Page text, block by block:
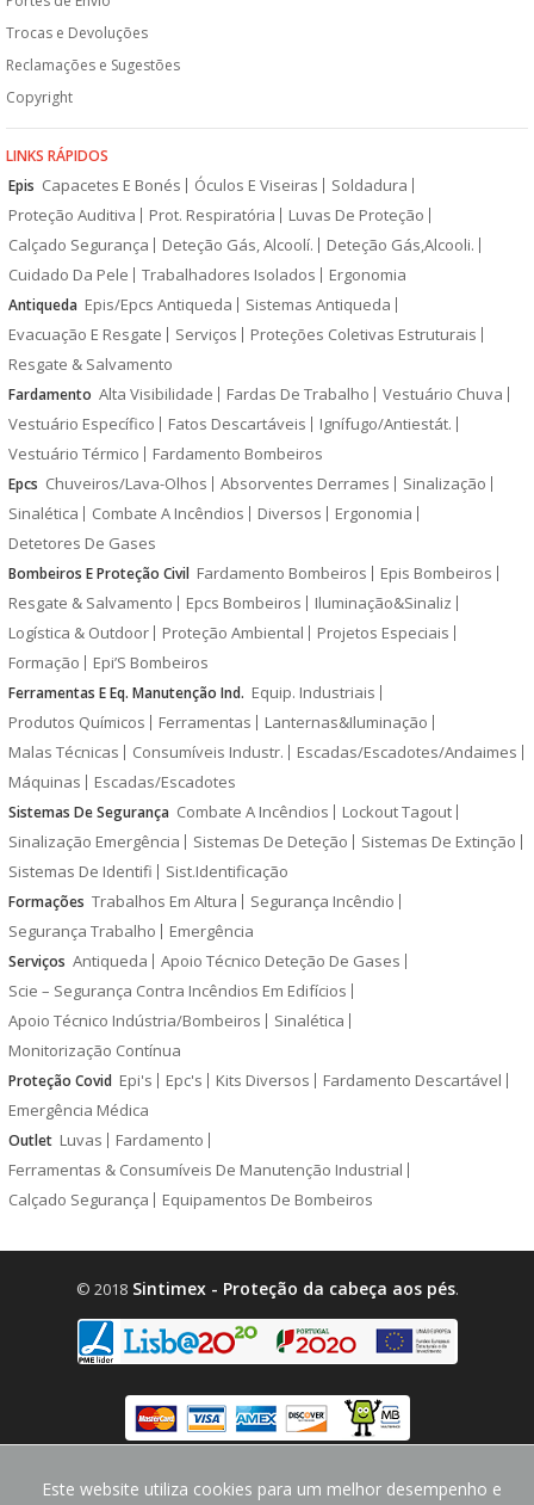
Este website utiliza cookies para um melhor desempenho e
Trocas e Devoluções
Reclamações e Sugestões
Copyright
LINKS RÁPIDOS
Epis Capacetes E Bonés Óculos E Viseiras
Soldadura
Proteção Auditiva
Prot. Respiratória
Luvas De Proteção
Calçado Segurança
Deteção Gás, Alcoolí.
Deteção Gás,Alcooli.
Cuidado Da Pele
Trabalhadores Isolados Ergonomia
Antiqueda Epis/Epcs Antiqueda
Sistemas Antiqueda
Evacuação E Resgate
Serviços
Proteções Coletivas Estruturais
Resgate & Salvamento
Fardamento Alta Visibilidade Fardas De Trabalho
Vestuário Chuva
Vestuário Específico
Fatos Descartáveis
Ignífugo/Antiestát.
Vestuário Térmico
Fardamento Bombeiros
Epcs Chuveiros/Lava-Olhos Absorventes Derrames
Sinalização
Sinalética
Combate A Incêndios Diversos
Ergonomia
Detetores De Gases
Bombeiros E Proteção Civil Fardamento Bombeiros
Epis Bombeiros
Resgate & Salvamento
Epcs Bombeiros
Iluminação&Sinaliz
Logística & Outdoor
Proteção Ambiental
Projetos Especiais
Formação
Epi’S Bombeiros
Ferramentas E Eq. Manutenção Ind. Equip. Industriais
Produtos Químicos
Ferramentas
Lanternas&Iluminação
Malas Técnicas
Consumíveis Industr.
Escadas/Escadotes/Andaimes
Máquinas
Escadas/Escadotes
Sistemas De Segurança Combate A Incêndios
Lockout Tagout
Sinalização Emergência
Sistemas De Deteção
Sistemas De Extinção
Sistemas De Identifi
Sist.Identificação
Formações Trabalhos Em Altura
Segurança Incêndio
Segurança Trabalho
Emergência
Serviços Antiqueda
Apoio Técnico Deteção De Gases
Scie – Segurança Contra Incêndios Em Edifícios
Apoio Técnico Indústria/Bombeiros
Sinalética
Monitorização Contínua
Proteção Covid Epi's Epc's Kits Diversos
Fardamento Descartável
Emergência Médica
Outlet Luvas
Fardamento
Ferramentas & Consumíveis De Manutenção Industrial
Calçado Segurança
Equipamentos De Bombeiros
© 2018Sintimex - Proteção da cabeça aos pés.
design byCodeMind.PT